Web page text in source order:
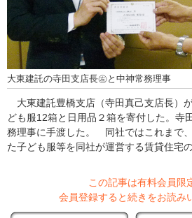
大東建託の寺田支店長㊧と中神常務理事
大東建託豊橋支店（寺田真己支店長）
ども服12箱と日用品２箱を寄付した。寺
務理事に手渡した。 同社ではこれまで
た子ども服等を同社が運営する賃貸住宅
この記事は有料会員限
会員登録すると続きをお読み